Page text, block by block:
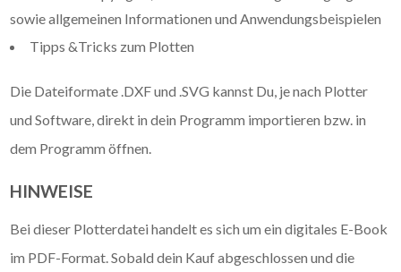
sowie allgemeinen Informationen und Anwendungsbeispielen
Tipps &Tricks zum Plotten
Die Dateiformate .DXF und .SVG kannst Du, je nach Plotter
und Software, direkt in dein Programm importieren bzw. in
dem Programm öffnen.
HINWEISE
Bei dieser Plotterdatei handelt es sich um ein digitales E-Book
im PDF-Format. Sobald dein Kauf abgeschlossen und die